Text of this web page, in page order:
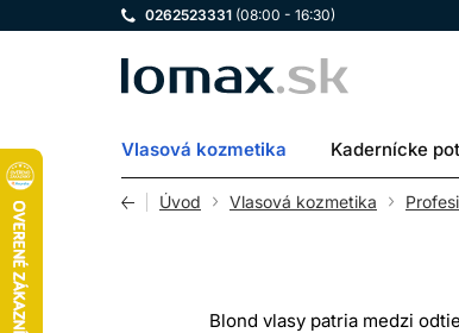
0262523331 (08:00 - 16:30)
LOMAX
Vlasová kozmetika Kadernícke
Úvod Vlasová kozmetika
Blond vlasy patria medzi